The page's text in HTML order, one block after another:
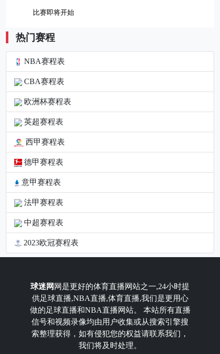
比赛即将开始
热门赛程
NBA赛程表
CBA赛程表
欧洲杯赛程表
英超赛程表
西甲赛程表
德甲赛程表
意甲赛程表
法甲赛程表
中超赛程表
2023欧冠赛程表
球迷网 网是更好的体育直播网站之一,24小时提
供足球直播,NBA直播,体育直播,我们是更用心
做的足球直播和NBA直播网站。 本站所有直播
信号和视频录像均由用户收集或从搜索引擎搜
索整理获得，如有侵犯您的权益请联系我们，
我们将及时处理。